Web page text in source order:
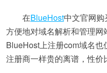
在BlueHost中文官网
方便地对域名解析和管理网
BlueHost上注册com域名
注册商一样贵的离谱，性价